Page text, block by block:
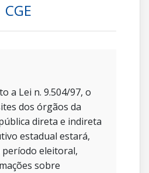
CGE
a Lei n. 9.504/97, o
dos órgãos da
direta e indireta
estadual estará,
eleitoral,
sobre